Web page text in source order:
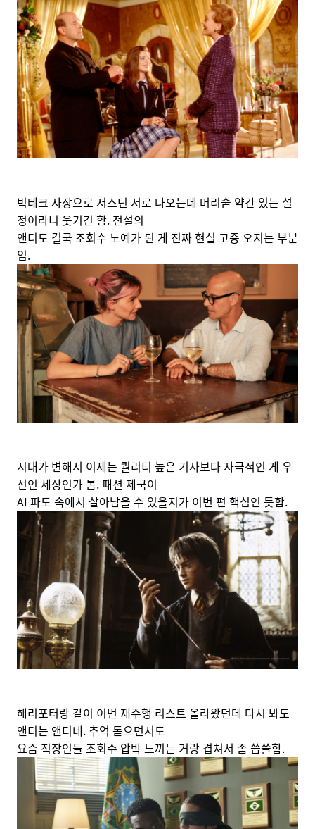
빅테크 사장으로 저스틴 서로 나오는데 머리숱 약간 있는 설
정이라니 웃기긴 함. 전설의
앤디도 결국 조회수 노예가 된 게 진짜 현실 고증 오지는 부분
임.
시대가 변해서 이제는 퀄리티 높은 기사보다 자극적인 게 우
선인 세상인가 봄. 패션 제국이
AI 파도 속에서 살아남을 수 있을지가 이번 편 핵심인 듯함.
해리포터랑 같이 이번 재주행 리스트 올라왔던데 다시 봐도
앤디는 앤디네. 추억 돋으면서도
요즘 직장인들 조회수 압박 느끼는 거랑 겹쳐서 좀 씁쓸함.